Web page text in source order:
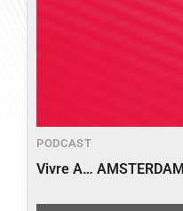
PODCAST
Vivre A… AMSTERDAM